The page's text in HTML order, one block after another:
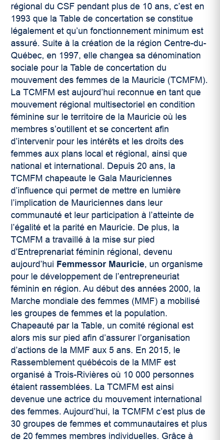
régional du CSF pendant plus de 10 ans, c’est en
1993 que la Table de concertation se constitue
légalement et qu’un fonctionnement minimum est
assuré. Suite à la création de la région Centre-du­-
Québec, en 1997, elle changea sa dénomination
sociale pour la Table de concertation du
mouvement des femmes de la Mauricie (TCMFM).
La TCMFM est aujourd’hui reconnue en tant que
mouvement régional multisectoriel en condition
féminine sur le territoire de la Mauricie où les
membres s’outillent et se concertent afin
d’intervenir pour les intérêts et les droits des
femmes aux plans local et régional, ainsi que
national et international. Depuis 20 ans, la
TCMFM chapeaute le Gala Mauriciennes
d’influence qui permet de mettre en lumière
l’implication de Mauriciennes dans leur
communauté et leur participation à l’atteinte de
l’égalité et la parité en Mauricie. De plus, la
TCMFM a travaillé à la mise sur pied
d’Entreprenariat féminin régional, devenu
aujourd’hui Femmessor Mauricie, un organisme
pour le développement de l’entrepreneuriat
féminin en région. Au début des années 2000, la
Marche mondiale des femmes (MMF) a mobilisé
les groupes de femmes et la population.
Chapeauté par la Table, un comité régional est
alors mis sur pied afin d’assurer l’organisation
d’actions de la MMF aux 5 ans. En 2015, le
Rassemblement québécois de la MMF est
organisé à Trois-Rivières où 10 000 personnes
étaient rassemblées. La TCMFM est ainsi
devenue une actrice du mouvement international
des femmes. Aujourd’hui, la TCMFM c’est plus de
30 groupes de femmes et communautaires et plus
de 20 femmes membres individuelles. Grâce à